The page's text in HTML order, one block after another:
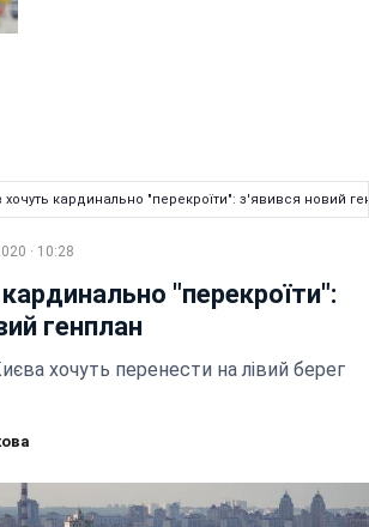
хочуть кардинально "перекроїти": з'явився новий
· 10:28
"перекроїти":
генплан
хочуть перенести на лівий берег